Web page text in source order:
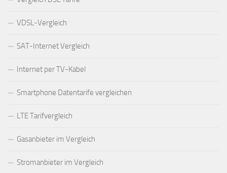
VDSL-Vergleich
SAT-Internet Vergleich
Internet per TV-Kabel
Smartphone Datentarife vergleichen
LTE Tarifvergleich
Gasanbieter im Vergleich
Stromanbieter im Vergleich